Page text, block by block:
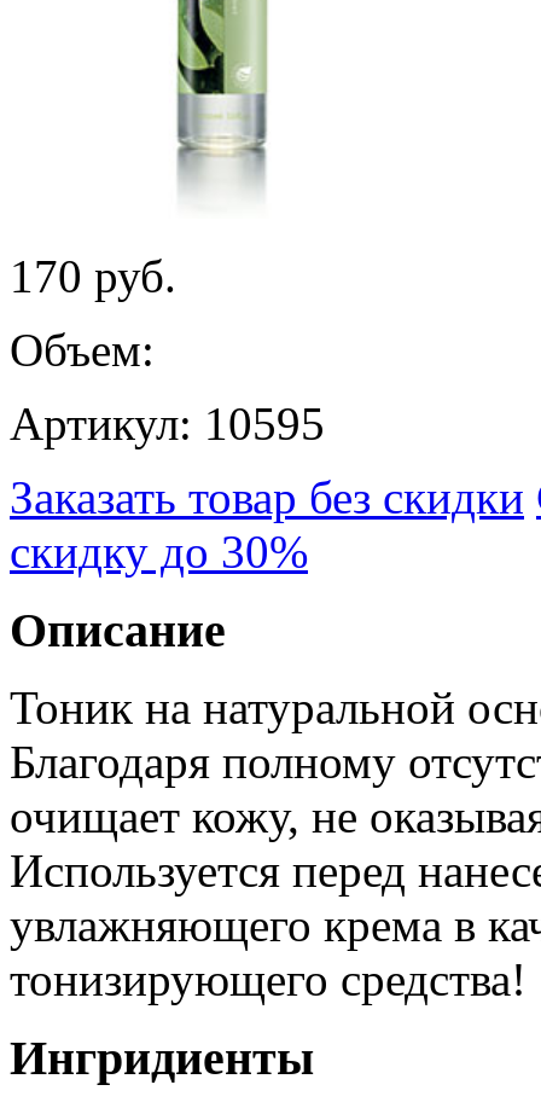
170 руб.
Объем:
Артикул: 10595
Заказать товар без скидки
скидку до 30%
Описание
Тоник на натуральной
Благодаря полному
очищает кожу, не
Используется перед
увлажняющего крема в
тонизирующего средства!
Ингридиенты